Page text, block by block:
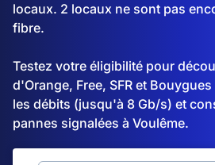
locaux. 2 locaux ne sont pas
fibre.
Testez votre éligibilité pour
d'Orange, Free, SFR et
les débits (jusqu'à 8 Gb/s) et
pannes signalées à Voulême.